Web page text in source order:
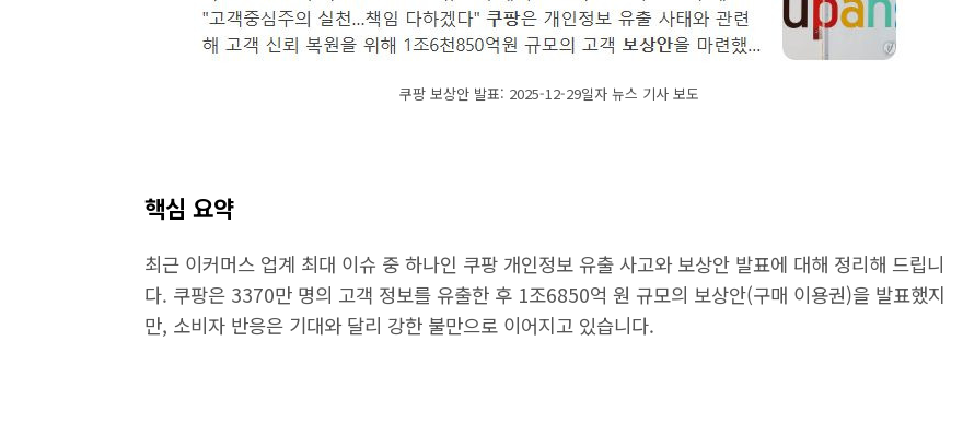
쿠팡 보상안 발표: 2025-12-29일자 뉴스 기사 보도
핵심 요약
최근 이커머스 업계 최대 이슈 중 하나인 쿠팡 개인정보 유출 사고와 보상안 발표에 대해 정리해 드립니
다. 쿠팡은 3370만 명의 고객 정보를 유출한 후 1조6850억 원 규모의 보상안(구매 이용권)을 발표했지
만, 소비자 반응은 기대와 달리 강한 불만으로 이어지고 있습니다.